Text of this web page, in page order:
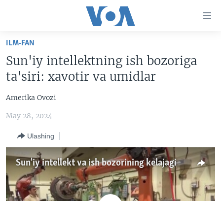
Boshiga
Qidiruvga
o'ting
AMERIKA
MULTIMEDIA
AMERIKA MANZARALARI
XALQARO HAYOT
VASHINGTON CHOYXONASI
IJTIMOIY TARMOQLAR
FACEBOOK
YOUTUBE
INGLIZ TILI DARSLARI
EDITORIAL
ILM-FAN
Sun'iy intellektning ish bozoriga
ta'siri: xavotir va umidlar
Amerika Ovozi
May 28, 2024
Ulashing
Sun'iy intellekt va ish bozorining kelajagi